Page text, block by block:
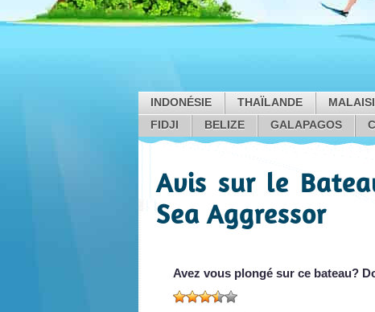
INDONÉSIE THAÏLANDE
FIDJI
BELIZE GALAPAGOS
Avis sur le
Sea Aggressor
Avez vous plongé sur ce bateau?